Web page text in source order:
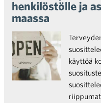
henkilöstölle ja
maassa
käyttöä